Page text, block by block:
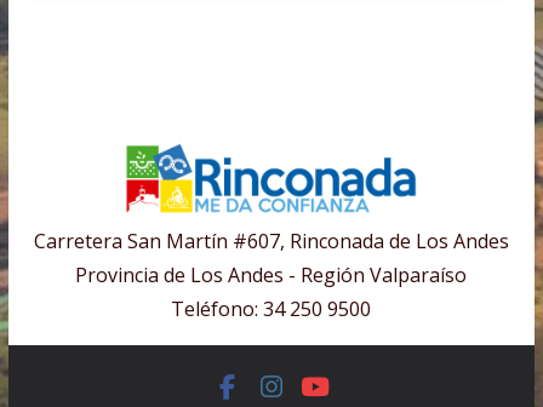
Carretera San Martín #607, Rinconada de Los Andes
Provincia de Los Andes - Región Valparaíso
Teléfono: 34 250 9500